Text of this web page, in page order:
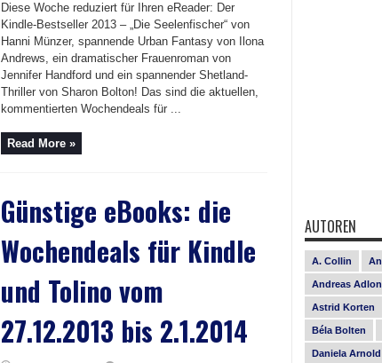
Diese Woche reduziert für Ihren eReader: Der
Kindle-Bestseller 2013 – „Die Seelenfischer“ von
Hanni Münzer, spannende Urban Fantasy von Ilona
Andrews, ein dramatischer Frauenroman von
Jennifer Handford und ein spannender Shetland-
Thriller von Sharon Bolton! Das sind die aktuellen,
kommentierten Wochendeals für ...
Read More »
Günstige eBooks: die
Wochendeals für Kindle
und Tolino vom
27.12.2013 bis 2.1.2014
AUTOREN
A. Collin
Andreas Adlon
Astrid Korten
Béla Bolten
Daniela Arnold